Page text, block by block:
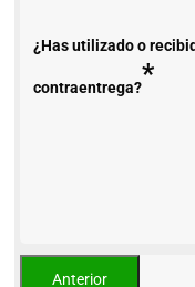
¿Has utilizado o
contraentrega?*